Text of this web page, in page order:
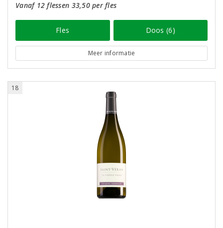
Vanaf 12 flessen 33,50 per fles
Fles Doos (6)
Meer informatie
18